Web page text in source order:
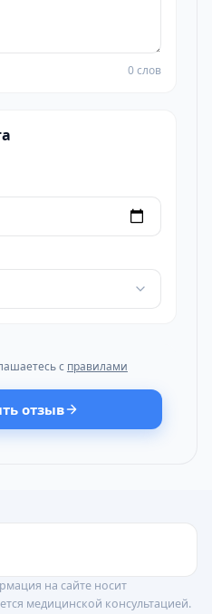
0 слов
с правилами
отзыв
на сайте носит
медицинской консультацией.